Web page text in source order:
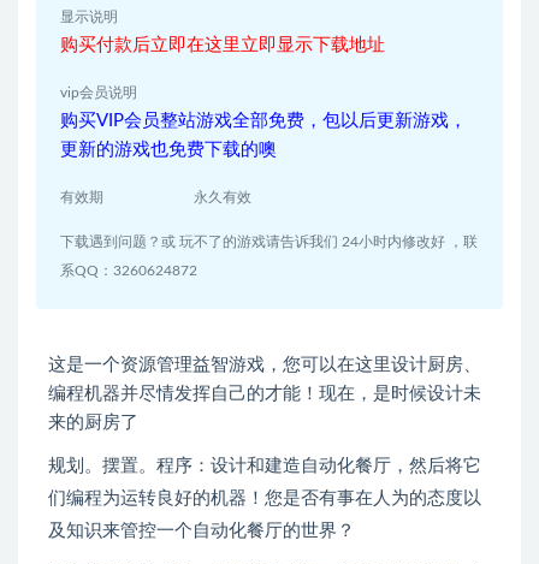
显示说明
购买付款后立即在这里立即显示下载地址
vip会员说明
购买VIP会员整站游戏全部免费，包以后更新游戏，
更新的游戏也免费下载的噢
有效期 永久有效
下载遇到问题？或 玩不了的游戏请告诉我们 24小时内修改好 ，联
系QQ：3260624872
这是一个资源管理益智游戏，您可以在这里设计厨房、
编程机器并尽情发挥自己的才能！现在，是时候设计未
来的厨房了
规划。摆置。程序：设计和建造自动化餐厅，然后将它
们编程为运转良好的机器！您是否有事在人为的态度以
及知识来管控一个自动化餐厅的世界？